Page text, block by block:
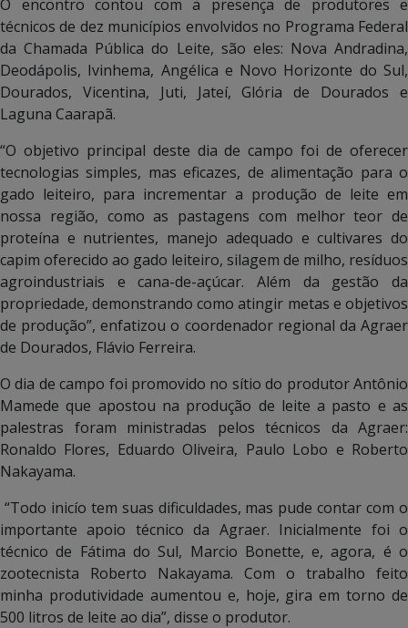
O encontro contou com a presença de produtores e
técnicos de dez municípios envolvidos no Programa Federal
da Chamada Pública do Leite, são eles: Nova Andradina,
Deodápolis, Ivinhema, Angélica e Novo Horizonte do Sul,
Dourados, Vicentina, Juti, Jateí, Glória de Dourados e
Laguna Caarapã.
“O objetivo principal deste dia de campo foi de oferecer
tecnologias simples, mas eficazes, de alimentação para o
gado leiteiro, para incrementar a produção de leite em
nossa região, como as pastagens com melhor teor de
proteína e nutrientes, manejo adequado e cultivares do
capim oferecido ao gado leiteiro, silagem de milho, resíduos
agroindustriais e cana-de-açúcar. Além da gestão da
propriedade, demonstrando como atingir metas e objetivos
de produção”, enfatizou o coordenador regional da Agraer
de Dourados, Flávio Ferreira.
O dia de campo foi promovido no sítio do produtor Antônio
Mamede que apostou na produção de leite a pasto e as
palestras foram ministradas pelos técnicos da Agraer:
Ronaldo Flores, Eduardo Oliveira, Paulo Lobo e Roberto
Nakayama.
“Todo inicío tem suas dificuldades, mas pude contar com o
importante apoio técnico da Agraer. Inicialmente foi o
técnico de Fátima do Sul, Marcio Bonette, e, agora, é o
zootecnista Roberto Nakayama. Com o trabalho feito
minha produtividade aumentou e, hoje, gira em torno de
500 litros de leite ao dia”, disse o produtor.